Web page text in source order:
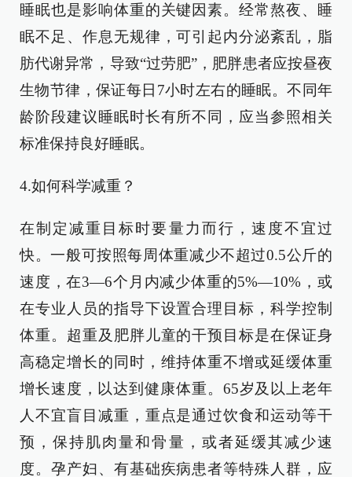
睡眠也是影响体重的关键因素。经常熬夜、睡
眠不足、作息无规律，可引起内分泌紊乱，脂
肪代谢异常，导致“过劳肥”，肥胖患者应按昼夜
生物节律，保证每日7小时左右的睡眠。不同年
龄阶段建议睡眠时长有所不同，应当参照相关
标准保持良好睡眠。
4.如何科学减重？
在制定减重目标时要量力而行，速度不宜过
快。一般可按照每周体重减少不超过0.5公斤的
速度，在3—6个月内减少体重的5%—10%，或
在专业人员的指导下设置合理目标，科学控制
体重。超重及肥胖儿童的干预目标是在保证身
高稳定增长的同时，维持体重不增或延缓体重
增长速度，以达到健康体重。65岁及以上老年
人不宜盲目减重，重点是通过饮食和运动等干
预，保持肌肉量和骨量，或者延缓其减少速
度。孕产妇、有基础疾病患者等特殊人群，应